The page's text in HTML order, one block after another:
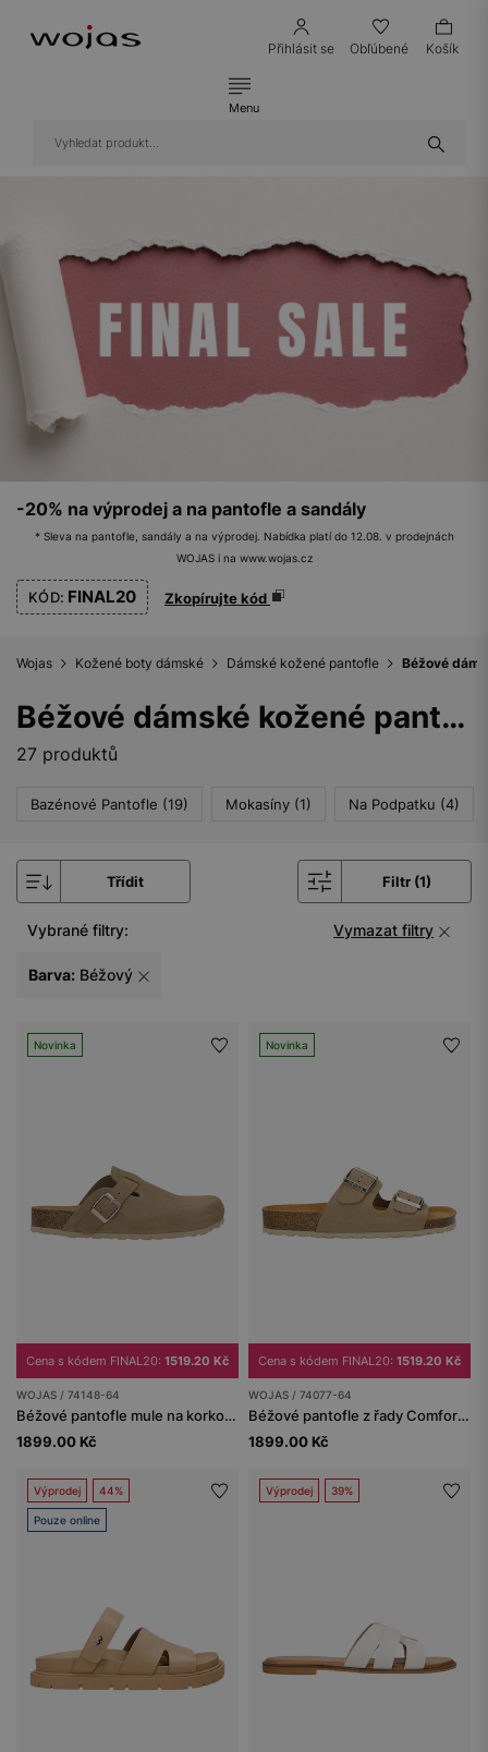
Přihlásit se Obľúbené Košík
Menu
-20% na výprodej a na pantofle a sandály
* Sleva na pantofle, sandály a na výprodej. Nabídka platí do 12.08. v prodejnách
WOJAS i na www.wojas.cz
KÓD: FINAL20 Zkopírujte kód
Wojas Kožené boty dámské Dámské kožené pantofle Béžové
Béžové dámské kožené pantofle
27 produktů
Bazénové Pantofle (19) Mokasíny (1) Na Podpatku (4)
Třídit Filtr (1)
Vybrané filtry: Vymazat filtry
Barva: Béžový
Novinka
Cena s kódem FINAL20: 1519.20 Kč
WOJAS / 74148-64
Béžové pantofle mule na korkové podrážce
1899.00 Kč
Novinka
Cena s kódem FINAL20: 1519.20 Kč
WOJAS / 74077-64
Béžové pantofle z řady Comfort na korkové podrážce
1899.00 Kč
Výprodej 44%
Pouze online
Výprodej 39%